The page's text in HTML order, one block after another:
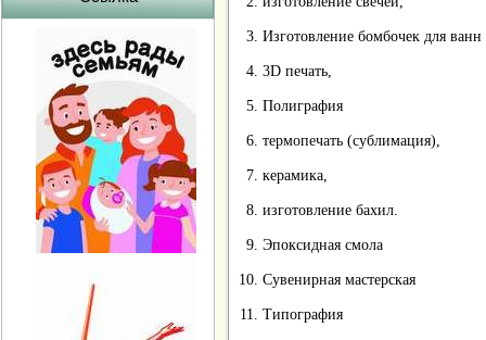
Изготовление бомбочек для ванн
3D печать,
Полиграфия
термопечать (сублимация),
керамика,
изготовление бахил.
Эпоксидная смола
Сувенирная мастерская
Типография